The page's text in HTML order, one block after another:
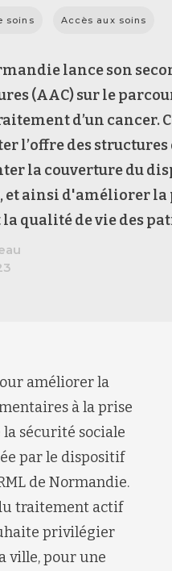
soins Accès aux soins
lance son
(AAC) sur le
d’un cancer.
l’offre des
la couverture du
ainsi d'améliorer la
la qualité de vie des
améliorer la
à la prise
sécurité sociale
par le dispositif
de Normandie.
traitement actif
privilégier
ville, pour une